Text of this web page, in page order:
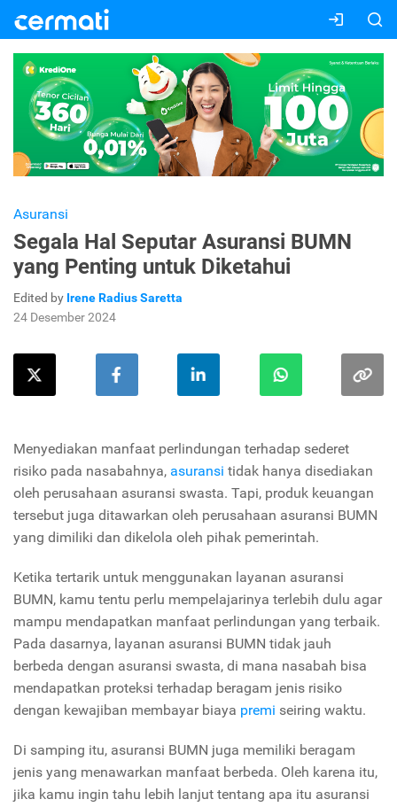
Asuransi
Segala Hal Seputar Asuransi BUMN
yang Penting untuk Diketahui
Edited by Irene Radius Saretta
24 Desember 2024
Menyediakan manfaat perlindungan terhadap sederet
risiko pada nasabahnya, asuransi tidak hanya disediakan
oleh perusahaan asuransi swasta. Tapi, produk keuangan
tersebut juga ditawarkan oleh perusahaan asuransi BUMN
yang dimiliki dan dikelola oleh pihak pemerintah.
Ketika tertarik untuk menggunakan layanan asuransi
BUMN, kamu tentu perlu mempelajarinya terlebih dulu agar
mampu mendapatkan manfaat perlindungan yang terbaik.
Pada dasarnya, layanan asuransi BUMN tidak jauh
berbeda dengan asuransi swasta, di mana nasabah bisa
mendapatkan proteksi terhadap beragam jenis risiko
dengan kewajiban membayar biaya premi seiring waktu.
Di samping itu, asuransi BUMN juga memiliki beragam
jenis yang menawarkan manfaat berbeda. Oleh karena itu,
jika kamu ingin tahu lebih lanjut tentang apa itu asuransi